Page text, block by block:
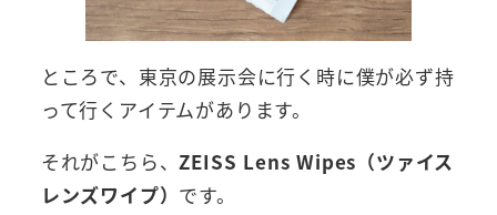
ところで、東京の展示会に行く時に僕が必ず持
って行くアイテムがあります。
それがこちら、ZEISS Lens Wipes（ツァイス
レンズワイプ） です。